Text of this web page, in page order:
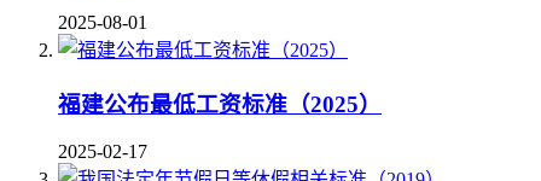
2025-08-01
福建公布最低工资标准（2025）
2025-02-17